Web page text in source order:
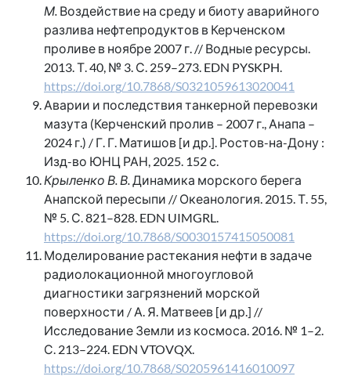
М. Воздействие на среду и биоту аварийного
разлива нефтепродуктов в Керченском
проливе в ноябре 2007 г. // Водные ресурсы.
2013. Т. 40, № 3. С. 259–273. EDN PYSKPH.
https://doi.org/10.7868/S0321059613020041
Аварии и последствия танкерной перевозки
мазута (Керченский пролив – 2007 г., Анапа –
2024 г.) / Г. Г. Матишов [и др.]. Ростов-на-Дону :
Изд-во ЮНЦ РАН, 2025. 152 с.
Крыленко В. В.Динамика морского берега
Анапской пересыпи // Океанология. 2015. Т. 55,
№ 5. С. 821–828. EDN UIMGRL.
https://doi.org/10.7868/S0030157415050081
Моделирование растекания нефти в задаче
радиолокационной многоугловой
диагностики загрязнений морской
поверхности / А. Я. Матвеев [и др.] //
Исследование Земли из космоса. 2016. № 1–2.
С. 213–224. EDN VTOVQX.
https://doi.org/10.7868/S0205961416010097